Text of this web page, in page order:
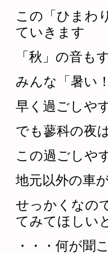
この「ひまわ
ていきます
「秋」の音も
みんな「暑い
早く過ごしや
でも蓼科の夜
この過ごしや
地元以外の車
せっかくなの
てみてほしい
・・・何が聞